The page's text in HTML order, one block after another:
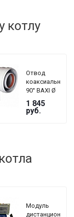
котлу
Отвод
коаксиальный
90° BAXI Ø
60/100 мм,
без муфты
1 845
руб.
Модуль
дистанционного